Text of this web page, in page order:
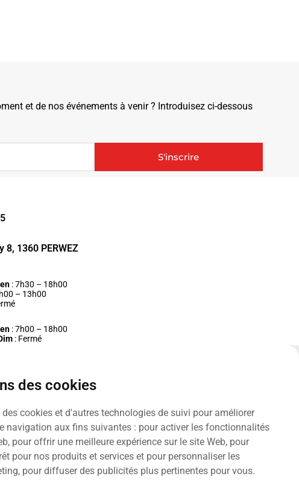
des cookies
des cookies et d'autres technologies de suivi pour améliorer
navigation aux fins suivantes : pour activer les fonctionnalités
, pour offrir une meilleure expérience sur le site Web, pour
pour nos produits et services et pour personnaliser les
, pour diffuser des publicités plus pertinentes pour vous.
et de nos événements à venir ? Introduisez ci-dessous
S'inscrire
8, 1360 PERWEZ
: 7h30 – 18h00
– 13h00
: 7h00 – 18h00
: Fermé